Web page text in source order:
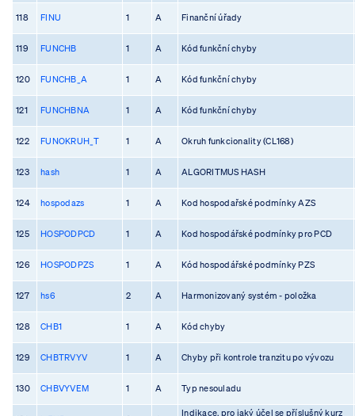
118 FINU 1 A Finanční úřady
119 FUNCHB 1 A Kód funkční chyby
120 FUNCHB_A 1 A Kód funkční chyby
121 FUNCHBNA 1 A Kód funkční chyby
122 FUNOKRUH_T 1 A Okruh funkcionality (CL168)
123 hash 1 A ALGORITMUS HASH
124 hospodazs 1 A Kod hospodařské podmínky AZS
125 HOSPODPCD 1 A Kod hospodářské podmínky pro PCD
126 HOSPODPZS 1 A Kód hospodářské podmínky PZS
127 hs6 2 A Harmonizovaný systém - položka
128 CHB1 1 A Kód chyby
129 CHBTRVYV 1 A Chyby při kontrole tranzitu po vývozu
130 CHBVYVEM 1 A Typ nesouladu
Indikace, pro jaký účel se příslušný kurz